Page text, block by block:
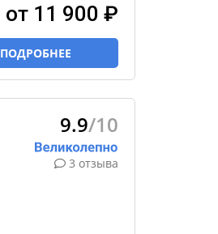
от 11 900 ₽
ПОДРОБНЕЕ
9.9/10
3 отзыва